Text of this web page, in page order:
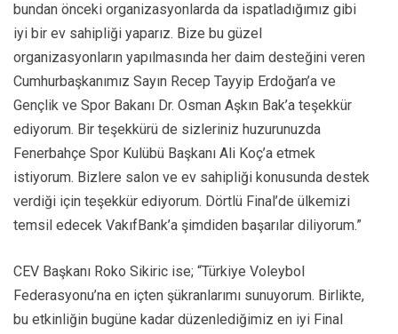
bundan önceki organizasyonlarda da ispatladığımız gibi
iyi bir ev sahipliği yaparız. Bize bu güzel
organizasyonların yapılmasında her daim desteğini veren
Cumhurbaşkanımız Sayın Recep Tayyip Erdoğan’a ve
Gençlik ve Spor Bakanı Dr. Osman Aşkın Bak’a teşekkür
ediyorum. Bir teşekkürü de sizleriniz huzurunuzda
Fenerbahçe Spor Kulübü Başkanı Ali Koç’a etmek
istiyorum. Bizlere salon ve ev sahipliği konusunda destek
verdiği için teşekkür ediyorum. Dörtlü Final’de ülkemizi
temsil edecek VakıfBank’a şimdiden başarılar diliyorum.”
CEV Başkanı Roko Sikiric ise; “Türkiye Voleybol
Federasyonu’na en içten şükranlarımı sunuyorum. Birlikte,
bu etkinliğin bugüne kadar düzenlediğimiz en iyi Final